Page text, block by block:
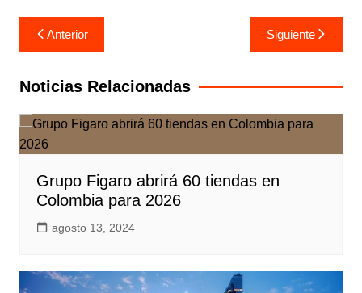
Navegación
de
entradas
Anterior Siguiente
Noticias Relacionadas
Grupo Figaro abrirá 60 tiendas en
Colombia para 2026
agosto 13, 2024